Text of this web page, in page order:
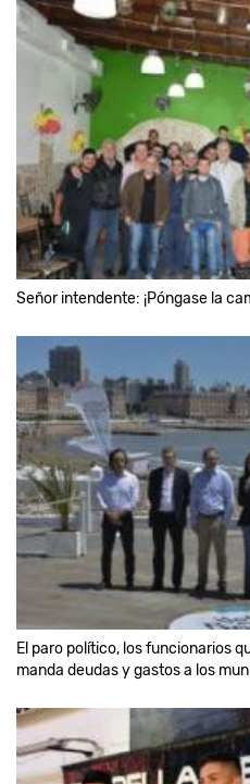
Señor intendente: ¡Póngase la
El paro político, los funcionarios
manda deudas y gastos a los